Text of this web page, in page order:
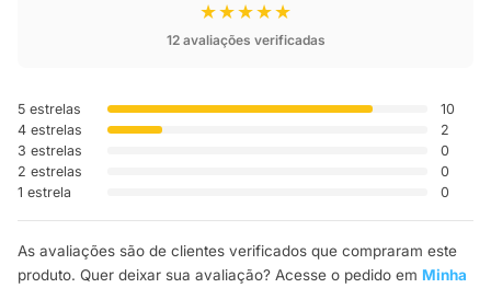
★★★★★
12 avaliações verificadas
5 estrelas
10
4 estrelas
2
3 estrelas
0
2 estrelas
0
1 estrela
0
As avaliações são de clientes verificados que compraram este
produto. Quer deixar sua avaliação? Acesse o pedido em Minha